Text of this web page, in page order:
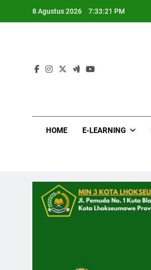
8 Agustus 2026 7:33:22 PM
HOME E-LEARNING